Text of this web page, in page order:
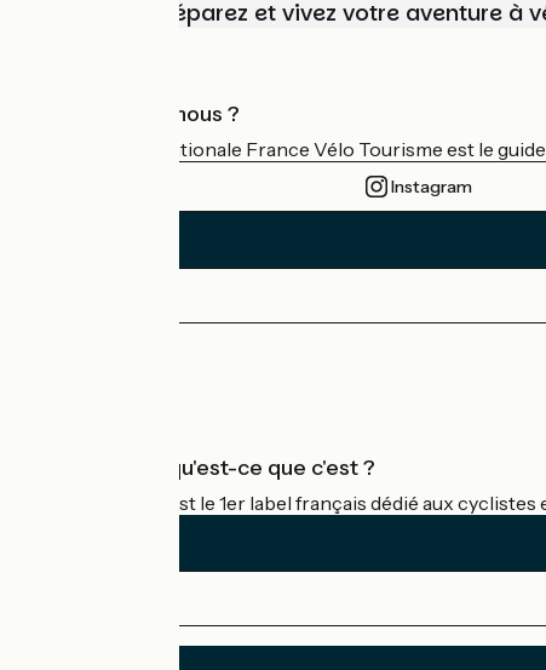
Choisissez, préparez et vivez votre aventure à
Qui sommes-nous ?
L'association nationale France Vélo Tourisme est le
Instagram
Accueil Vélo qu'est-ce que c'est ?
Accueil Vélo c'est le 1er label français dédié aux cyclistes